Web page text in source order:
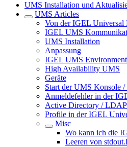
UMS Installation und
UMS Articles
Von der IGEL Universal
IGEL UMS
UMS Installation
Anpassung
IGEL UMS Environment
High Availability UMS
Geräte
Start der UMS Konsole
Anmeldefehler in der
Active Directory / LDAP
Profile in der IGEL
Misc
Wo kann ich die
Leeren von